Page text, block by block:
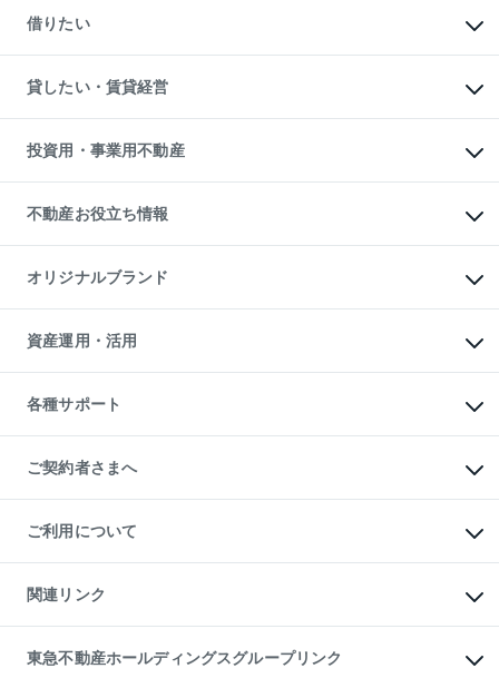
中古一戸建ての購入
不動産購入の流れ
注目キーワード物件特集
購入ガイド
English 繁体中文簡体中文
一戸建ての売却・査定
土地の売却・査定
スピードAI査定
不動産査定について
不動産売却の流れ
不動産買換えの流れ
売却ガイド
借りたい
オフィス・店舗の賃貸
借りるときの流れ
借りるガイド
貸したい・賃貸経営
マンション賃料データ
賃貸管理プラン
リロケーションについて
貸すガイド
投資用・事業用不動産
事業用不動産
マンション投資
投資用マンション
アパート経営
収益物件
ビル購入（ビル一棟）
投資用不動産の売却査定
事業用不動産の売却査定
不動産お役立ち情報
マンションライブラリー
人気マンションランキング
暮らしに役立つ不動産メディア
不動産相場・不動産価格情報
不動産コラム・ニュース
不動産用語集
不動産なんでもネット相談室
住まいの税金
オリジナルブランド
一棟リノベーションマンション
L`GENTE（ルジェンテ）
区分リノベーションマンション
投資用一棟レジデンスWELL
不動産小口投資
LEGACIA（レガシア）
資産運用・活用
不動産M&A
アセットマネジメント・出資
各種サポート
相続サポート
リフォームサポート
ご契約者さまへ
ご紹介・再契約特典
入居者様専用-各種ご案内（賃貸）
東急こすもす会「こすもすWeb」
ご利用について
金融商品取引について
東急リバブル ソーシャルメディアポリシー
ご意見・お問い合わせ（金融商品取引専用の相談・お問い合わせ窓口）
ダイレクトメール（郵送物）・Eメールなどの送付停止について
関連リンク
これからご結婚される方に東急百貨店のブライダルクラブ
人材サービスのご用命は 東急リバブルスタッフ株式会社まで
東急不動産ホールディングスグループリンク